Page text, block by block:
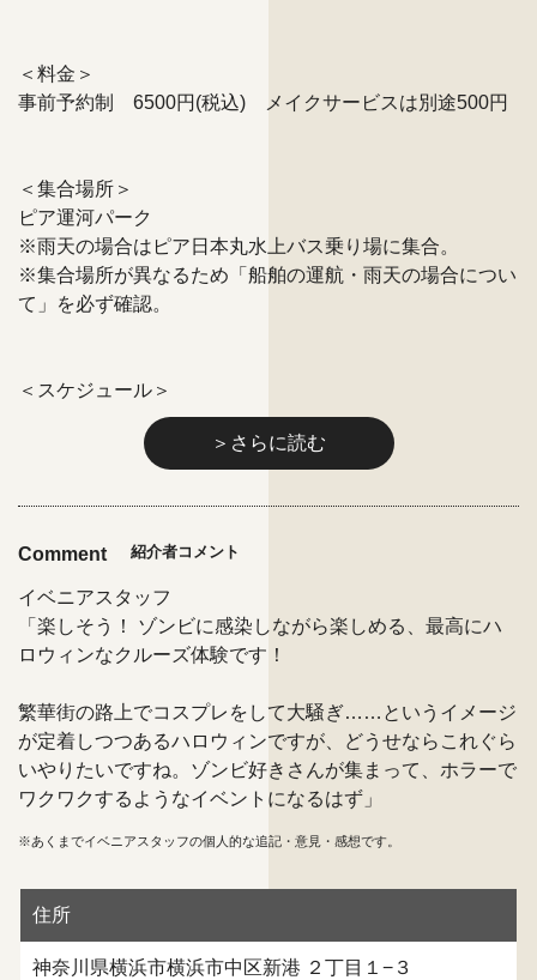
＜料金＞
事前予約制 6500円(税込) メイクサービスは別途500円
＜集合場所＞
ピア運河パーク
※雨天の場合はピア日本丸水上バス乗り場に集合。
※集合場所が異なるため「船舶の運航・雨天の場合につい
て」を必ず確認。
＜スケジュール＞
＞さらに読む
Comment 紹介者コメント
イベニアスタッフ
「楽しそう！ ゾンビに感染しながら楽しめる、最高にハ
ロウィンなクルーズ体験です！
繁華街の路上でコスプレをして大騒ぎ……というイメージ
が定着しつつあるハロウィンですが、どうせならこれぐら
いやりたいですね。ゾンビ好きさんが集まって、ホラーで
ワクワクするようなイベントになるはず」
※あくまでイベニアスタッフの個人的な追記・意見・感想です。
住所
神奈川県横浜市横浜市中区新港 ２丁目１−３